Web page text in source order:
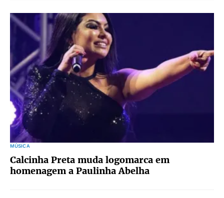
MÚSICA
Calcinha Preta muda logomarca em
homenagem a Paulinha Abelha